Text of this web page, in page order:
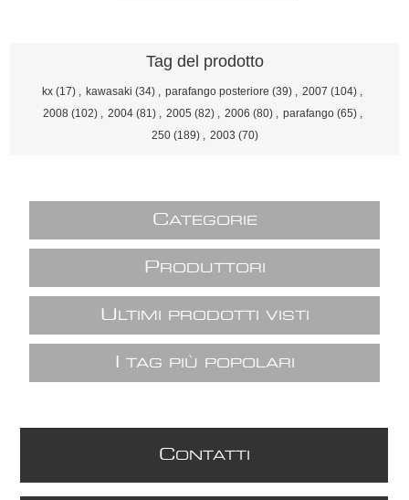
Tag del prodotto
kx (17) , kawasaki (34) , parafango posteriore (39) , 2007 (104) ,
2008 (102) , 2004 (81) , 2005 (82) , 2006 (80) , parafango (65) ,
250 (189) , 2003 (70)
CATEGORIE
P RODUTTORI
U LTIMI PRODOTTI VISTI
TAG PIÙ POPOLARI
CONTATTI